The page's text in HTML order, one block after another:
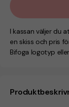
I kassan väljer du
en skiss och pris
Bifoga logotyp